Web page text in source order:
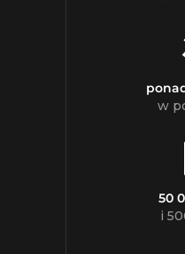
w
50
i